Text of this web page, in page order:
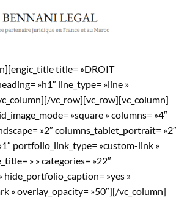
title= »DROIT
»h1″ line_type= »line »
vc_row][vc_row][vc_column]
»square » columns= »4″
»2″ columns_tablet_portrait= »2″
portfolio_link_type= »custom-link »
» » categories= »22″
hide_portfolio_caption= »yes »
» overlay_opacity= »50″][/vc_column]